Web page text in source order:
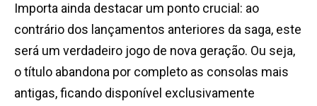
Importa ainda destacar um ponto crucial: ao
contrário dos lançamentos anteriores da saga, este
será um verdadeiro jogo de nova geração. Ou seja,
o título abandona por completo as consolas mais
antigas, ficando disponível exclusivamente